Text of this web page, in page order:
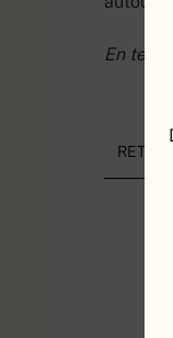
En terre